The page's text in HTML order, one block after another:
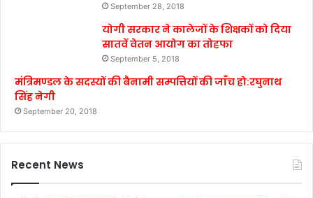
September 28, 2018
योगी सरकार ने कालेजों के शिक्षकों को दिया
सातवें वेतन आयोग का तोहफा
September 5, 2018
मंत्रिमण्डल के सदस्यों की बैनामी सम्पत्तियों की जाँच हो:रघुनाथ
सिंह नेगी
September 20, 2018
Recent News